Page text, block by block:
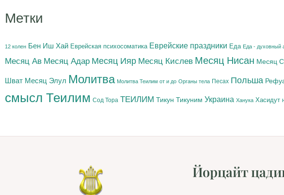
Метки
12 колен Бен Иш Хай Еврейская психосоматика Еврейские праздники Еда Еда - духовный
Месяц Ав Месяц Адар Месяц Ияр Месяц Кислев Месяц Нисан Месяц
Шват Месяц Элул Молитва Молитва Теилим от и до Органы тела Песах Польша
смысл Теилим Сод Тора ТЕИЛИМ Тикун Тикуним Украина Ханука Хасидут
Йорцайт